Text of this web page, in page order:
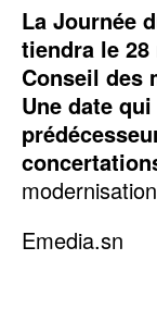
La Journée
tiendra le
Conseil des
Une date
Emedia.sn